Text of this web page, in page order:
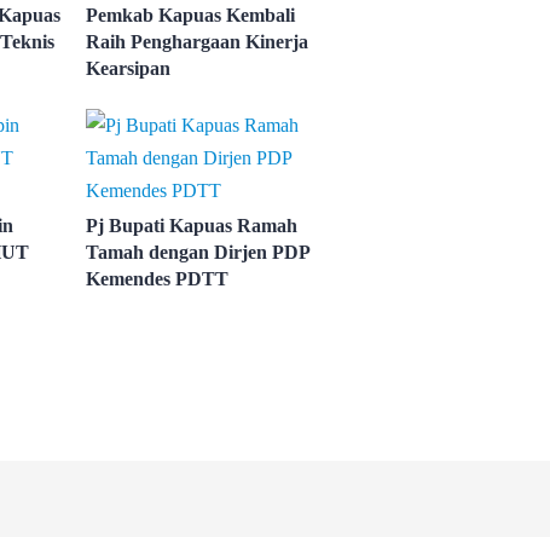
Pemkab Kapuas Kembali
Raih Penghargaan Kinerja
Kearsipan
Pj Bupati Kapuas Ramah
Tamah dengan Dirjen PDP
Kemendes PDTT